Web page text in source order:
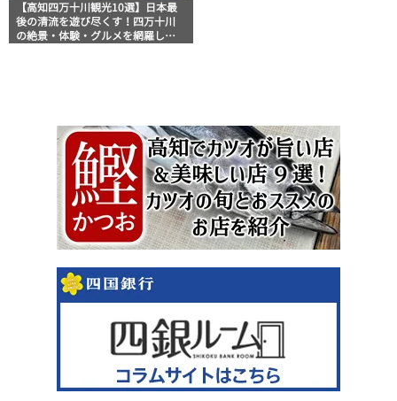
【高知四万十川観光10選】日本最
後の清流を遊び尽くす！四万十川
の絶景・体験・グルメを網羅した